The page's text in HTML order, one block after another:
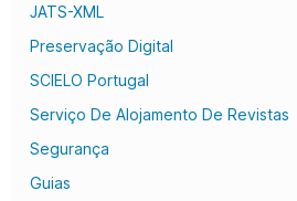
JATS-XML
Preservação Digital
SCIELO Portugal
Serviço De Alojamento De Revistas
Segurança
Guias